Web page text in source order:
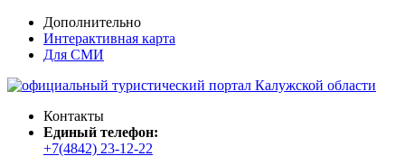
Дополнительно
Интерактивная карта
Для СМИ
Контакты
Единый телефон:
+7(4842) 23-12-22